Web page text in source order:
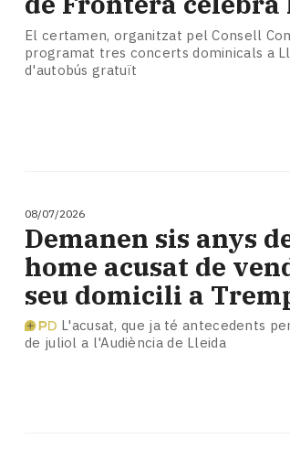
El certamen, organitzat pel Consell
programat tres concerts dominicals a
d'autobús gratuït
08/07/2026
Demanen sis anys
home acusat de
seu domicili a
L'acusat, que ja té antecedents
de juliol a l'Audiència de Lleida